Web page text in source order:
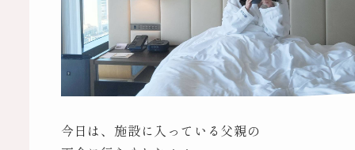
今日は、施設に入っている父親の